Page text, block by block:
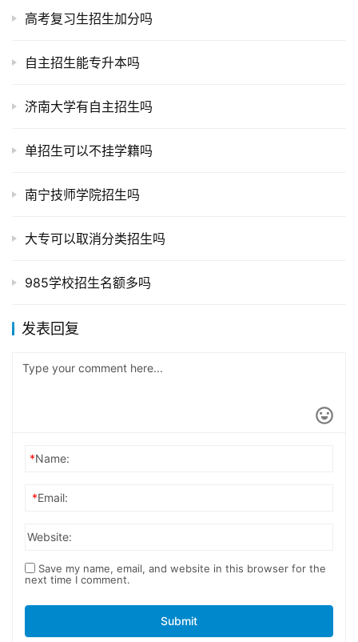
高考复习生招生加分吗
自主招生能专升本吗
济南大学有自主招生吗
单招生可以不挂学籍吗
南宁技师学院招生吗
大专可以取消分类招生吗
985学校招生名额多吗
发表回复
*Name:
*Email:
Website:
Save my name, email, and website in this browser for the
next time I comment.
Submit